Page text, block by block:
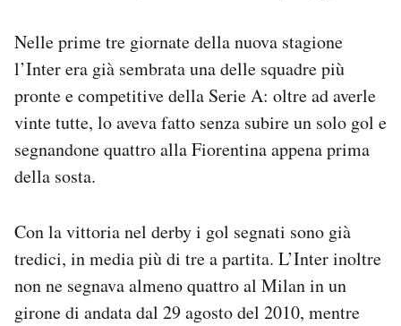
Nelle prime tre giornate della nuova stagione
l’Inter era già sembrata una delle squadre più
pronte e competitive della Serie A: oltre ad averle
vinte tutte, lo aveva fatto senza subire un solo gol e
segnandone quattro alla Fiorentina appena prima
della sosta.
Con la vittoria nel derby i gol segnati sono già
tredici, in media più di tre a partita. L’Inter inoltre
non ne segnava almeno quattro al Milan in un
girone di andata dal 29 agosto del 2010, mentre